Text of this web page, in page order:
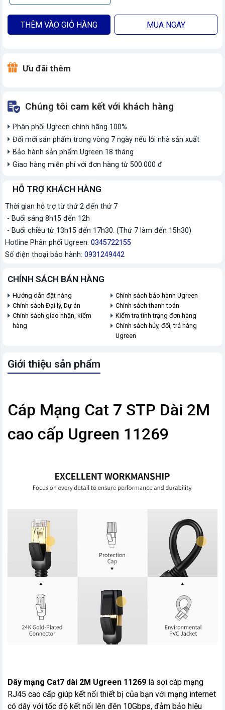
THÊM VÀO GIỎ HÀNG MUA NGAY
Ưu đãi thêm
Chúng tôi cam kết với khách hàng
Phân phối Ugreen chính hãng 100%
Đổi mới sản phẩm trong vòng 7 ngày nếu lỗi nhà sản xuất
Bảo hành sản phẩm Ugreen 18 tháng
Giao hàng miễn phí với đơn hàng từ 500.000 đ
HỖ TRỢ KHÁCH HÀNG
Thời gian hỗ trợ từ thứ 2 đến thứ 7
- Buổi sáng 8h15 đến 12h
- Buổi chiều từ 13h15 đến 17h30. (Thứ 7 làm đến 15h30)
Hotline Phân phối Ugreen: 0345722155
Số điện thoại bảo hành: 0931249442
CHÍNH SÁCH BÁN HÀNG
Hướng dẫn đặt hàng
Chính sách bảo hành Ugreen
Chính sách Đại lý, Dự án
Chính sách thanh toán
Chính sách giao nhận, kiểm
hàng
Kiểm tra tình trạng đơn hàng
Chính sách hủy, đổi, trả hàng
Ugreen
Giới thiệu sản phẩm
Cáp Mạng Cat 7 STP Dài 2M
cao cấp Ugreen 11269
Dây mạng Cat7 dài 2M Ugreen 11269 là sợi cáp mạng
RJ45 cao cấp giúp kết nối thiết bị của bạn với mạng internet
có dây với tốc độ kết nối lên đên 10Gbps, đảm bảo hiệu